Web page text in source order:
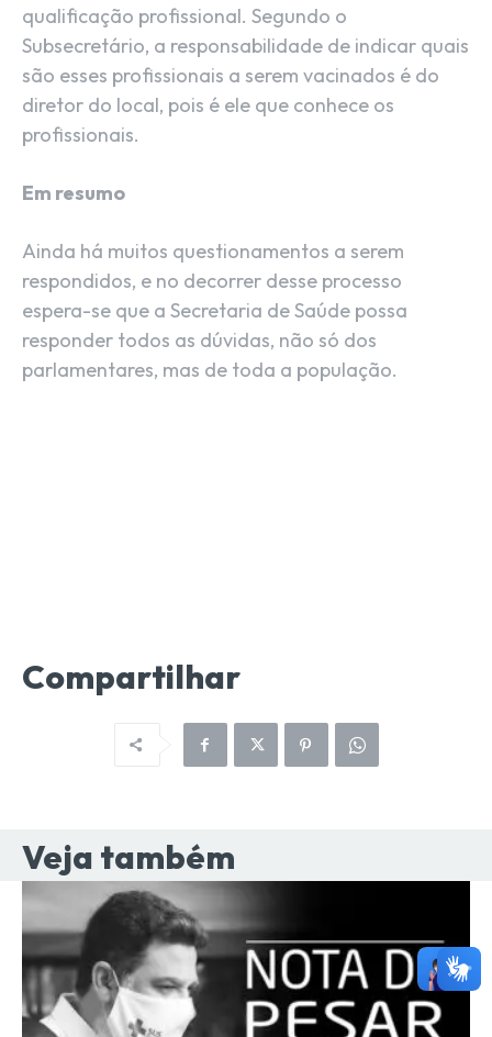
qualificação profissional. Segundo o
Subsecretário, a responsabilidade de indicar quais
são esses profissionais a serem vacinados é do
diretor do local, pois é ele que conhece os
profissionais.
Em resumo
Ainda há muitos questionamentos a serem
respondidos, e no decorrer desse processo
espera-se que a Secretaria de Saúde possa
responder todos as dúvidas, não só dos
parlamentares, mas de toda a população.
Compartilhar
Veja também